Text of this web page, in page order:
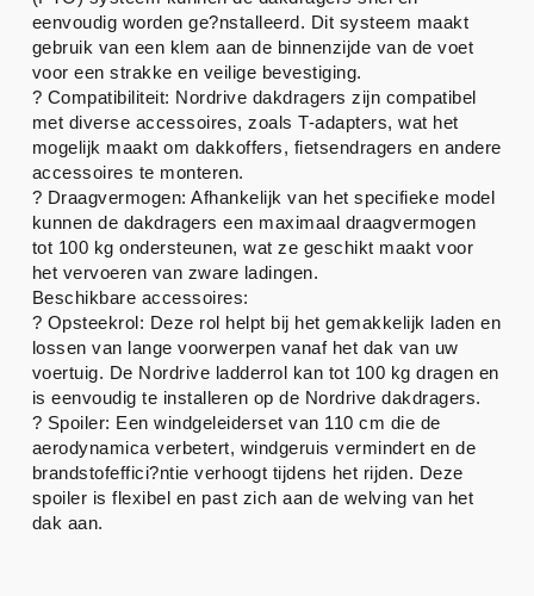
eenvoudig worden ge?nstalleerd. Dit systeem maakt
gebruik van een klem aan de binnenzijde van de voet
voor een strakke en veilige bevestiging.
? Compatibiliteit: Nordrive dakdragers zijn compatibel
met diverse accessoires, zoals T-adapters, wat het
mogelijk maakt om dakkoffers, fietsendragers en andere
accessoires te monteren.
? Draagvermogen: Afhankelijk van het specifieke model
kunnen de dakdragers een maximaal draagvermogen
tot 100 kg ondersteunen, wat ze geschikt maakt voor
het vervoeren van zware ladingen.
Beschikbare accessoires:
? Opsteekrol: Deze rol helpt bij het gemakkelijk laden en
lossen van lange voorwerpen vanaf het dak van uw
voertuig. De Nordrive ladderrol kan tot 100 kg dragen en
is eenvoudig te installeren op de Nordrive dakdragers.
? Spoiler: Een windgeleiderset van 110 cm die de
aerodynamica verbetert, windgeruis vermindert en de
brandstofeffici?ntie verhoogt tijdens het rijden. Deze
spoiler is flexibel en past zich aan de welving van het
dak aan.